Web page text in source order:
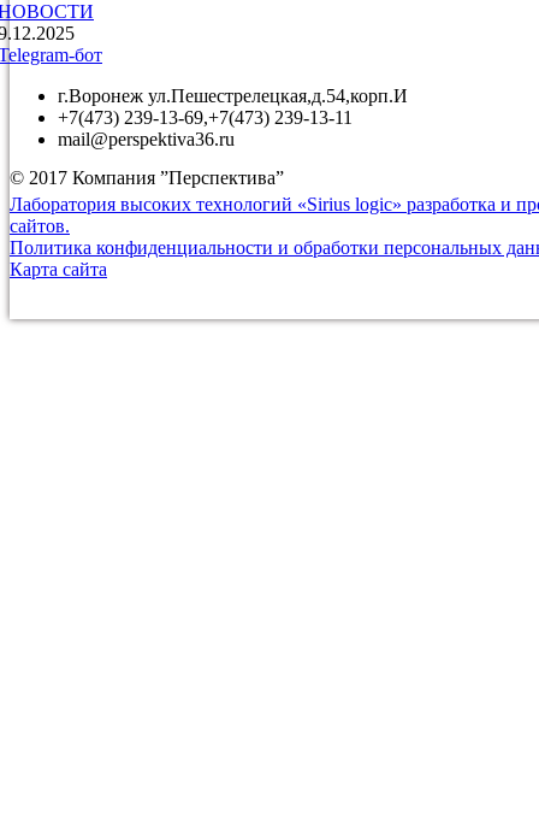
бот
г.Воронеж ул.Пешестрелецкая,д.54,корп.И
+7(473) 239-13-69,+7(473) 239-13-11
mail@perspektiva36.ru
© 2017 Компания ”Перспектива”
Лаборатория высоких технологий «Sirius logic» разработка и
сайтов.
Политика конфиденциальности и обработки персональных
Карта сайта